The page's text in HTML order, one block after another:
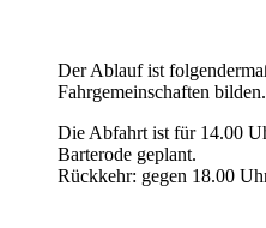
Der Ablauf ist
Fahrgemeinschaften bilden.
Die Abfahrt ist für 14.00
Barterode geplant.
Rückkehr: gegen 18.00